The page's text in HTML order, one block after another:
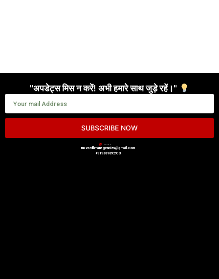
"अपडेट्स मिस न करें! अभी हमारे साथ जुड़े रहें।"
SUBSCRIBE NOW
msvardhmanagencies@gmail.com
+919881892903